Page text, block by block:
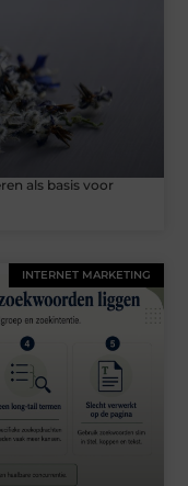
als basis voor
INTERNET MARKETING